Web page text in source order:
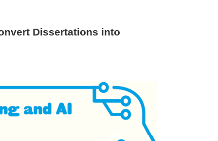
Dissertations into